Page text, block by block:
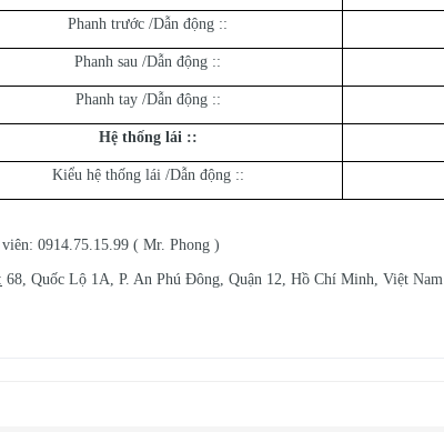
Phanh trước /Dẫn động ::
Phanh sau /Dẫn động ::
Phanh tay /Dẫn động ::
Hệ thống lái ::
Kiểu hệ thống lái /Dẫn động ::
0914.75.15.99 ( Mr. Phong )
68, Quốc Lộ 1A, P. An Phú Đông, Quận 12, Hồ Chí Minh, Việt Nam